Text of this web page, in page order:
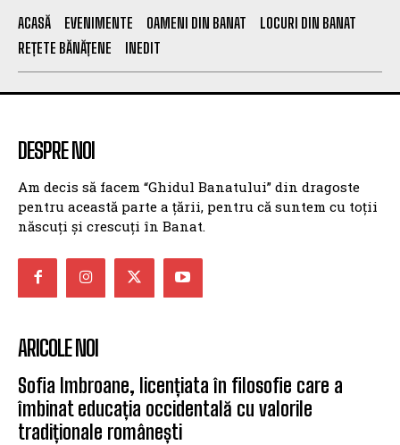
ACASĂ EVENIMENTE OAMENI DIN BANAT
LOCURI DIN BANAT
REȚETE BĂNĂȚENE
INEDIT
DESPRE NOI
Am decis să facem “Ghidul Banatului” din dragoste
pentru această parte a țării, pentru că suntem cu toții
născuți și crescuți în Banat.
ARICOLE NOI
Sofia Imbroane, licențiata în filosofie care a
îmbinat educația occidentală cu valorile
tradiționale românești